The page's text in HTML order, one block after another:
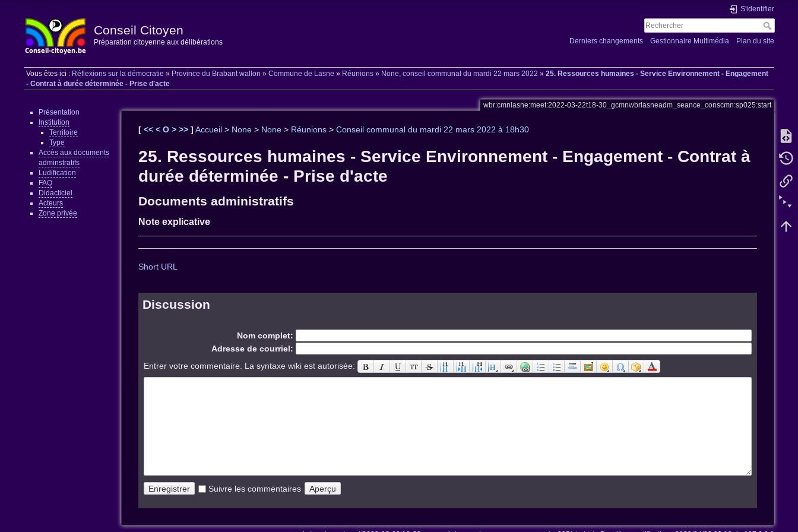
Conseil Citoyen
Préparation citoyenne aux délibérations
S'identifier
Derniers changements Gestionnaire Multimédia Plan du site
Vous êtes ici : Réflexions sur la démocratie » Province du Brabant wallon »Commune de Lasne » Réunions » None, conseil communal du mardi 22 mars 2022 »25. Ressources humaines - Service Environnement - Engagement
- Contrat à durée déterminée - Prise d'acte
Présentation
Institution
Territoire
Type
Accès aux documents
adminstratifs
Ludification
FAQ
Didacticiel
Acteurs
Zone privée
wbr:cmnlasne:meet:2022-03-22t18-30_gcmnwbrlasneadm_seance_conscmn:sp025:start
[<<<O>>>] Accueil > None > None > Réunions >Conseil communal du mardi 22 mars 2022 à 18h30
25. Ressources humaines - Service Environnement - Engagement - Contrat à
durée déterminée - Prise d'acte
Documents administratifs
Note explicative
Short URL
Discussion
Nom complet:
Adresse de courriel:
Entrer votre commentaire. La syntaxe wiki est autorisée:
Suivre les commentaires